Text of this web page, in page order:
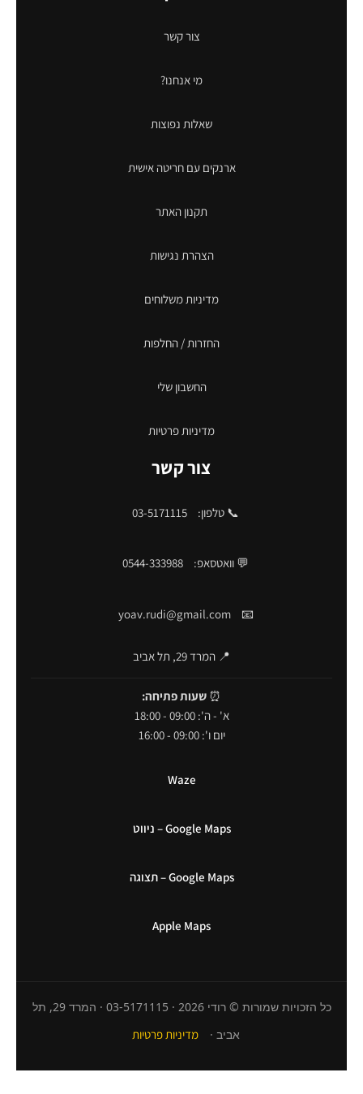
צור קשר
מי אנחנו?
שאלות נפוצות
ארנקים עם חריטה אישית
תקנון האתר
הצהרת נגישות
מדיניות משלוחים
החזרות / החלפות
החשבון שלי
מדיניות פרטיות
צור קשר
📞 טלפון: 03-5171115
💬 וואטסאפ: 0544-333988
📧
yoav.rudi@gmail.com
📍 המרד 29, תל אביב
⏰ שעות פתיחה:
א' - ה': 09:00 - 18:00
יום ו': 09:00 - 16:00
Waze
Google Maps – ניווט
Google Maps – תצוגה
Apple Maps
כל הזכויות שמורות © רודי 2026 · 03-5171115 · המרד 29, תל
אביב ·
מדיניות פרטיות